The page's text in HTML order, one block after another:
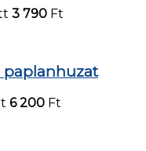
3 790 Ft
paplanhuzat
6 200 Ft